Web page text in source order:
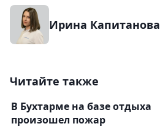
Ирина Капитанова
Читайте также
В Бухтарме на базе отдыха
произошел пожар